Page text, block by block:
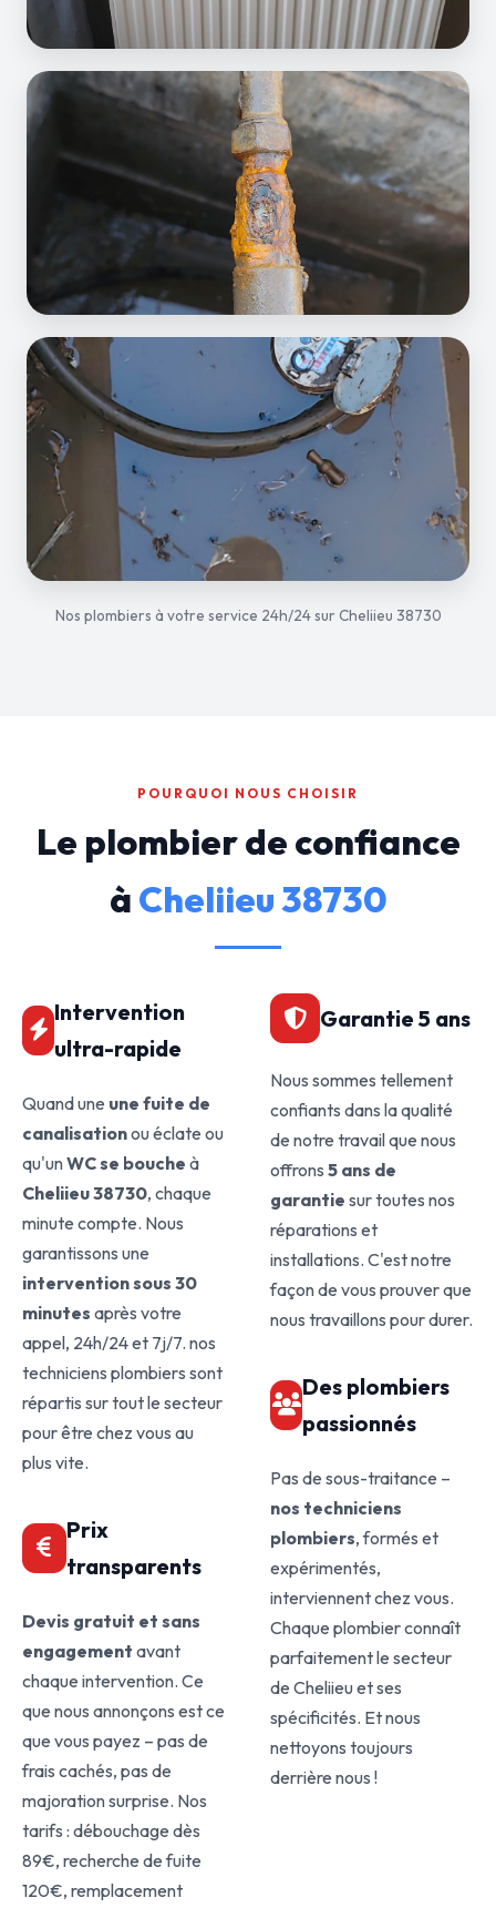
Nos plombiers à votre service 24h/24 sur Cheliieu 38730
POURQUOI NOUS CHOISIR
Le plombier de confiance
à Cheliieu 38730
Intervention
ultra-rapide
Quand une une fuite de
canalisationou éclate ou
qu'unWC se bouche à
Cheliieu 38730, chaque
minute compte. Nous
garantissons une
intervention sous 30
minutes après votre
appel, 24h/24 et 7j/7. nos
techniciens plombiers sont
répartis sur tout le secteur
pour être chez vous au
plus vite.
Prix
transparents
Devis gratuit et sans
engagement avant
chaque intervention. Ce
que nous annonçons est ce
que vous payez – pas de
frais cachés, pas de
majoration surprise. Nos
tarifs : débouchage dès
89€, recherche de fuite
120€, remplacement
Garantie 5 ans
Nous sommes tellement
confiants dans la qualité
de notre travail que nous
offrons 5 ans de
garantie sur toutes nos
réparations et
installations. C'est notre
façon de vous prouver que
nous travaillons pour durer.
Des plombiers
passionnés
Pas de sous-traitance –
nos techniciens
plombiers, formés et
expérimentés,
interviennent chez vous.
Chaque plombier connaît
parfaitement le secteur
de Cheliieu et ses
spécificités. Et nous
nettoyons toujours
derrière nous !